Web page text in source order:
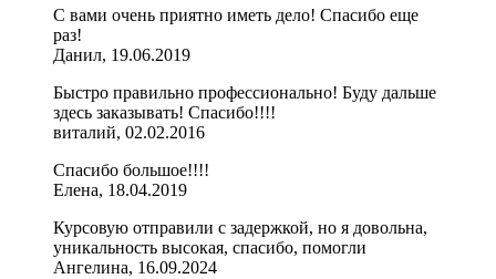
С вами очень приятно иметь дело! Спасибо еще
раз!
Данил, 19.06.2019
Быстро правильно профессионально! Буду дальше
здесь заказывать! Спасибо!!!!
виталий, 02.02.2016
Спасибо большое!!!!
Елена, 18.04.2019
Курсовую отправили с задержкой, но я довольна,
уникальность высокая, спасибо, помогли
Ангелина, 16.09.2024